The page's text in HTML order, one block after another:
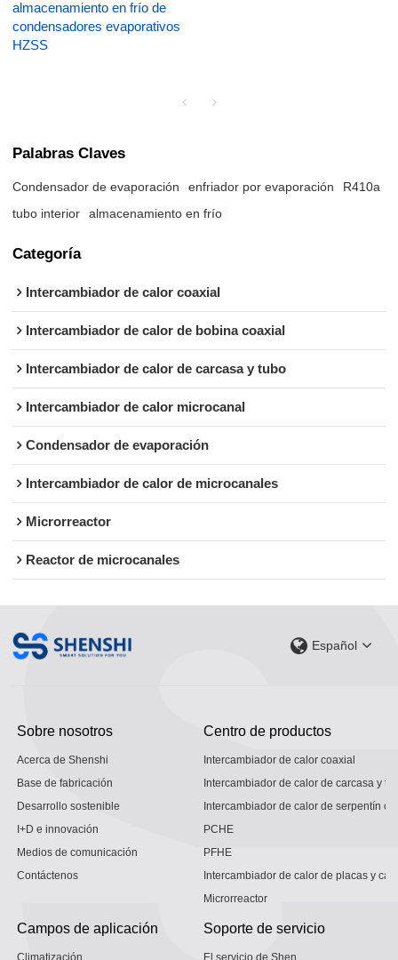
almacenamiento en frío de
condensadores evaporativos
HZSS
Palabras Claves
Condensador de evaporación enfriador por evaporación
R410a
tubo interior
almacenamiento en frío
Categoría
Intercambiador de calor coaxial
Intercambiador de calor de bobina coaxial
Intercambiador de calor de carcasa y tubo
Intercambiador de calor microcanal
Condensador de evaporación
Intercambiador de calor de microcanales
Microrreactor
Reactor de microcanales
Español
Sobre nosotros
Acerca de Shenshi
Base de fabricación
Desarrollo sostenible
I+D e innovación
Medios de comunicación
Contáctenos
Centro de productos
Intercambiador de calor coaxial
Intercambiador de calor de carcasa y
Intercambiador de calor de serpentín
PCHE
PFHE
Intercambiador de calor de placas y
Microrreactor
Campos de aplicación Soporte de servicio